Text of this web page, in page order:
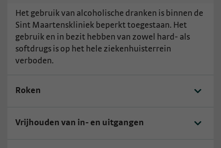
Het gebruik van alcoholische dranken is binnen de
Sint Maartenskliniek beperkt toegestaan. Het
gebruik en in bezit hebben van zowel hard- als
softdrugs is op het hele ziekenhuisterrein
verboden.
Roken
Vrijhouden van in- en uitgangen